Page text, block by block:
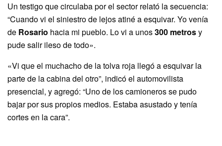
Un testigo que circulaba por el sector relató la secuencia:
“Cuando vi el siniestro de lejos atiné a esquivar. Yo venía
de Rosario hacia mi pueblo. Lo vi a unos300 metrosy
pude salir ileso de todo».
«Vi que el muchacho de la tolva roja llegó a esquivar la
parte de la cabina del otro”, indicó el automovilista
presencial, y agregó: “Uno de los camioneros se pudo
bajar por sus propios medios. Estaba asustado y tenía
cortes en la cara”.